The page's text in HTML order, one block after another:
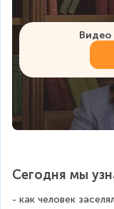
Видео
Сегодня мы
- как человек